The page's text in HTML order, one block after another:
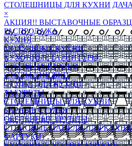
СТОЛЕШНИЦЫ ДЛЯ КУХНИ ДАЧА
×
АКЦИЯ!! ВЫСТАВОЧНЫЕ
РАСПРОДАЖА
КУХНЯ
МОДУЛЬНЫЕ КУХНИ
КУХОННЫЕ ГАРНИТУРЫ
СТОЛЫ НА КУХНЮ
СТОЛЫ КНИЖКИ
СТУЛЬЯ ДЛЯ КУХНИ
ТАБУРЕТЫ
СТОЛЕШНИЦЫ ДЛЯ КУХНИ
БАРНЫЕ СТУЛЬЯ
ОБЕДЕННЫЕ ГРУППЫ
СТЕНОВЫЕ ПАНЕЛИ ДЛЯ
ФАРТУКИ)